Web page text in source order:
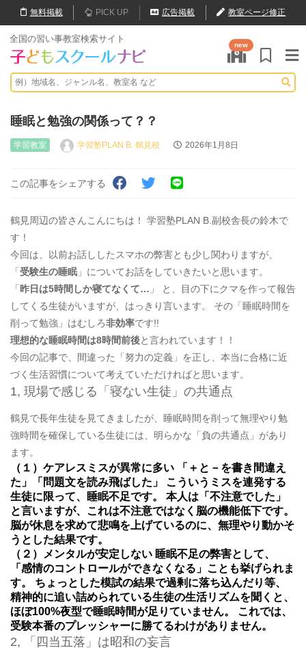
無料掲載 PICK UP 広告掲載 教室ページ修正
全国の習い事教室検索サイト
new
睡眠と勉強の関係って？？
学習教室 学習塾PLAN B. 鶴見校 2026年1月8日
この記事をシェアする
鶴見周辺の皆さんこんにちは！ 学習塾PLAN B.副校舎長の鈴木で
す！
今回は、以前お話ししたスマホの弊害とも少し関わりますが、
「 受験生の睡眠 」についてお話をしていきたいと思います。
「 昨日は5時間しか寝てなくて… 」 と、目の下にクマを作って報告
してくる生徒がいますが、はっきり言います。 その「睡眠時間を
削って勉強」はむしろ非効率です!!
理想的な睡眠時間は8時間前後と言われています！！
今回の記事で、間違った「努力の定義」を正し、本当に合格に近
づく生活習慣について考えていただければと思います。
1, 現場で感じる「寝ない生徒」の共通点
鶴見で長年生徒を見てきましたが、睡眠時間を削って無理やり勉
強時間を確保している生徒には、明らかな「負の共通点」があり
ます。
（１）ケアレスミスが異常に多い 「＋と－を書き間違え
た」「問題文を読み飛ばした」 こういうミスを連発する
生徒に限って、睡眠不足です。 本人は「不注意でした」
と言いますが、これは不注意ではなく脳の機能低下です。
脳が休息を求めて悲鳴を上げているのに、無理やり動かそ
うとした結果です。
（２）メンタルが安定しない 睡眠不足の弊害として、
「感情のコントロールができなくなる」ことも挙げられま
す。 ちょっとした模試の結果で過剰に落ち込んだり等、
精神的に追い詰められている生徒の生活リズムを聞くと、
ほぼ100%夜型で睡眠時間が足りていません。 これでは、
受験本番のプレッシャーに勝てるわけがありません。
2, 「四当五落」は昭和の妄言